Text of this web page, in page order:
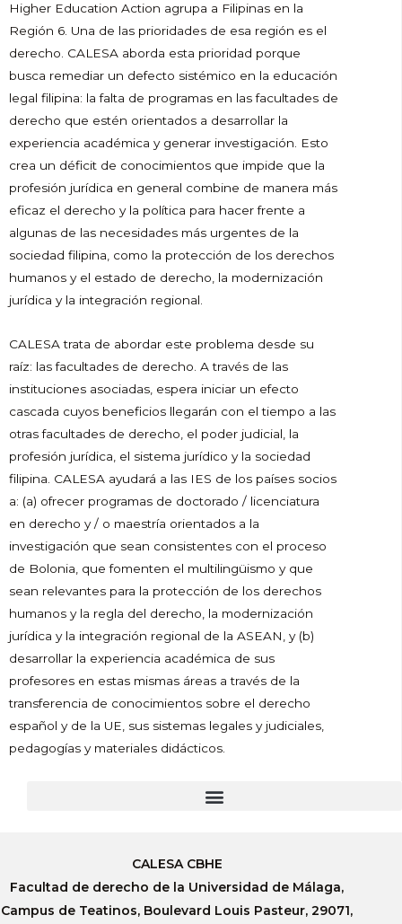
Higher Education Action agrupa a Filipinas en la
Región 6. Una de las prioridades de esa región es el
derecho. CALESA aborda esta prioridad porque
busca remediar un defecto sistémico en la educación
legal filipina: la falta de programas en las facultades de
derecho que estén orientados a desarrollar la
experiencia académica y generar investigación. Esto
crea un déficit de conocimientos que impide que la
profesión jurídica en general combine de manera más
eficaz el derecho y la política para hacer frente a
algunas de las necesidades más urgentes de la
sociedad filipina, como la protección de los derechos
humanos y el estado de derecho, la modernización
jurídica y la integración regional.
CALESA trata de abordar este problema desde su
raíz: las facultades de derecho. A través de las
instituciones asociadas, espera iniciar un efecto
cascada cuyos beneficios llegarán con el tiempo a las
otras facultades de derecho, el poder judicial, la
profesión jurídica, el sistema jurídico y la sociedad
filipina. CALESA ayudará a las IES de los países socios
a: (a) ofrecer programas de doctorado / licenciatura
en derecho y / o maestría orientados a la
investigación que sean consistentes con el proceso
de Bolonia, que fomenten el multilingüismo y que
sean relevantes para la protección de los derechos
humanos y la regla del derecho, la modernización
jurídica y la integración regional de la ASEAN, y (b)
desarrollar la experiencia académica de sus
profesores en estas mismas áreas a través de la
transferencia de conocimientos sobre el derecho
español y de la UE, sus sistemas legales y judiciales,
pedagogías y materiales didácticos.
CALESA CBHE
Facultad de derecho de la Universidad de Málaga,
Campus de Teatinos, Boulevard Louis Pasteur, 29071,